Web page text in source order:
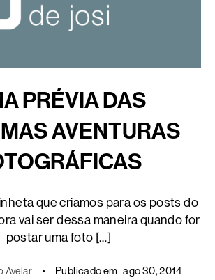
PRÉVIA DAS
AVENTURAS
que criamos para os posts do
vai ser dessa maneira quando for
postar uma foto […]
Avelar Publicado em ago 30, 2014